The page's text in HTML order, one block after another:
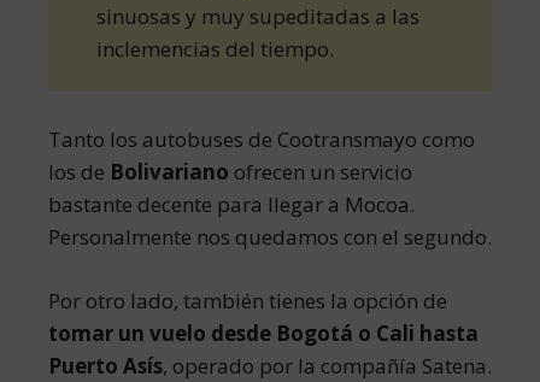
sinuosas y muy supeditadas a las
inclemencias del tiempo.
Tanto los autobuses de Cootransmayo como
los de Bolivariano ofrecen un servicio
bastante decente para llegar a Mocoa.
Personalmente nos quedamos con el segundo.
Por otro lado, también tienes la opción de
tomar un vuelo desde Bogotá o Cali hasta
Puerto Asís, operado por la compañía Satena.